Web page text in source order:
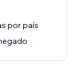
por país